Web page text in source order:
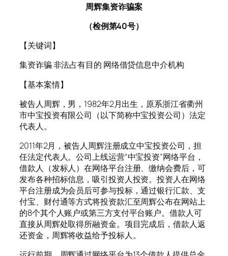
周辉集资诈骗案
（检例第40号）
【关键词】
集资诈骗 非法占有目的 网络借贷信息中介机构
【基本案情】
被告人周辉，男，1982年2月出生，原系浙江省衢州
市中宝投资有限公司（以下简称中宝投资公司）法定
代表人。
2011年2月，被告人周辉注册成立中宝投资公司，担
任法定代表人。公司上线运营“中宝投资”网络平台，
借款人（发标人）在网络平台注册、缴纳会费后，可
发布各种招标信息，吸引投资人投资。投资人在网络
平台注册成为会员后可参与投标，通过银行汇款、支
付宝、财付通等方式将投资款汇至周辉公布在网站上
的8个其个人账户或第三方支付平台账户。借款人可
直接从周辉处取得所融资金。项目完成后，借款人返
还资金，周辉将收益给予投标人。